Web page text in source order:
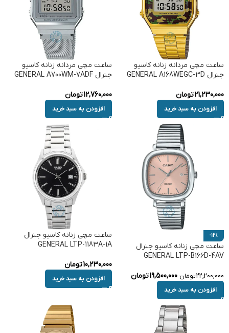
ساعت مچی مردانه زنانه کاسیو
جنرال GENERAL A168WEGC-3D
21,230,000تومان
افزودن به سبد خرید
ساعت مچی مردانه زنانه کاسیو
جنرال GENERAL A700WM-7ADF
12,760,000تومان
افزودن به سبد خرید
-12%
ساعت مچی زنانه کاسیو جنرال
GENERAL LTP-B166D-4AV
22,200,000تومان 19,500,000تومان
افزودن به سبد خرید
ساعت مچی زنانه کاسیو جنرال
GENERAL LTP-1183A-1A
10,230,000تومان
افزودن به سبد خرید